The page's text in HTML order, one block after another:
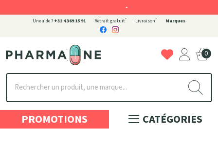
Une aide ? +32 4 369 15 91 Retrait gratuit* Livraison* Marques
Pharmaone Votre pharmacie en ligne à votre service
0
PROMOTIONS CATÉGORIES